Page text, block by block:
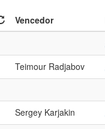
Vencedor
Teimour Radjabov
Sergey Karjakin